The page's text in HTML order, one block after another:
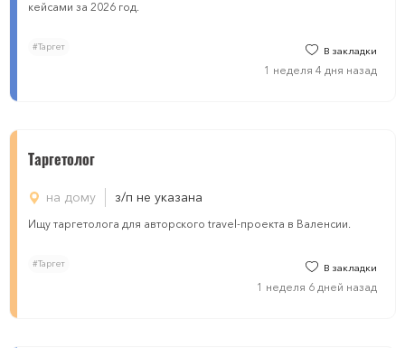
кейсами за 2026 год.
#Таргет В закладки
1 неделя 4 дня назад
Таргетолог
на дому з/п не указана
Ищу таргетолога для авторского travel-проекта в Валенсии.
#Таргет В закладки
1 неделя 6 дней назад